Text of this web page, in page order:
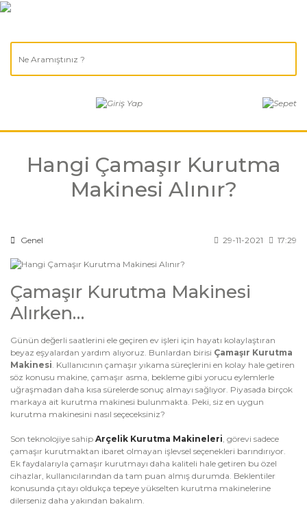
Hangi Çamaşır Kurutma
Makinesi Alınır?
Genel 29-11-2021 17:29
Çamaşır Kurutma Makinesi
Alırken…
Günün değerli saatlerini ele geçiren ev işleri için hayatı kolaylaştıran
beyaz eşyalardan yardım alıyoruz. Bunlardan birisi Çamaşır Kurutma
Makinesi . Kullanıcının çamaşır yıkama süreçlerini en kolay hale getiren
söz konusu makine, çamaşır asma, bekleme gibi yorucu eylemlerle
uğraşmadan daha kısa sürelerde sonuç almayı sağlıyor. Piyasada birçok
markaya ait kurutma makinesi bulunmakta. Peki, siz en uygun
kurutma makinesini nasıl seçeceksiniz?
Son teknolojiye sahip Arçelik Kurutma Makineleri , görevi sadece
çamaşır kurutmaktan ibaret olmayan işlevsel seçenekleri barındırıyor.
Ek faydalarıyla çamaşır kurutmayı daha kaliteli hale getiren bu özel
cihazlar, kullanıcılarından da tam puan almış durumda. Beklentiler
konusunda çıtayı oldukça tepeye yükselten kurutma makinelerine
dilerseniz daha yakından bakalım.